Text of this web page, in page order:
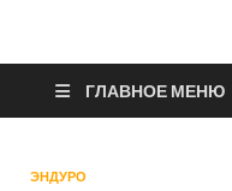
ГЛАВНОЕ МЕНЮ
ЭНДУРО